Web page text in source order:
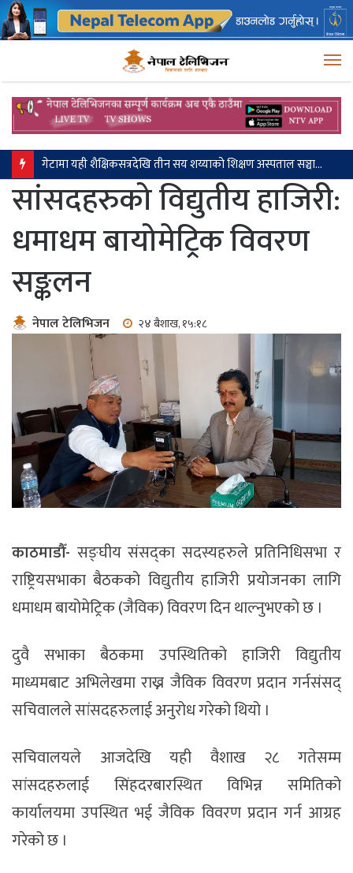
मनसुनजन्य विपद् पूर्वतयारीको प्रगति नियमित पेस गर्न निर्देशन
सांसदहरुको विद्युतीय हाजिरी:
धमाधम बायोमेट्रिक विवरण
सङ्कलन
नेपाल टेलिभिजन २४ बैशाख, १५:१८
काठमाडौँ- सङ्घीय संसद्का सदस्यहरुले प्रतिनिधिसभा र
राष्ट्रियसभाका बैठकको विद्युतीय हाजिरी प्रयोजनका लागि
धमाधम बायोमेट्रिक (जैविक) विवरण दिन थाल्नुभएको छ ।
दुवै सभाका बैठकमा उपस्थितिको हाजिरी विद्युतीय
माध्यमबाट अभिलेखमा राख्न जैविक विवरण प्रदान गर्नसंसद्
सचिवालले सांसदहरुलाई अनुरोध गरेको थियो ।
सचिवालयले आजदेखि यही वैशाख २८ गतेसम्म
सांसदहरुलाई सिंहदरबारस्थित विभिन्न समितिको
कार्यालयमा उपस्थित भई जैविक विवरण प्रदान गर्न आग्रह
गरेको छ ।